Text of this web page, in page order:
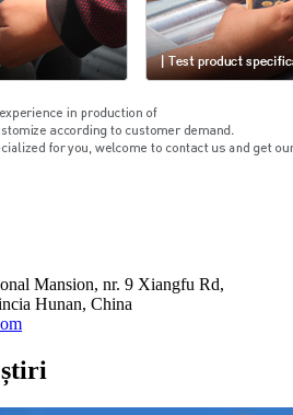
Mansion, nr. 9 Xiangfu Rd,
Hunan, China
știri